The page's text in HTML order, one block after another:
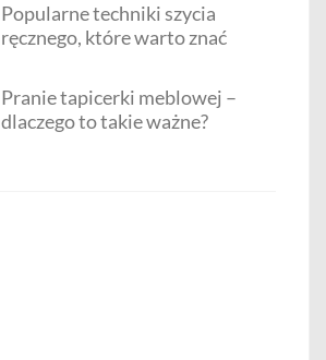
Popularne techniki szycia
ręcznego, które warto znać
Pranie tapicerki meblowej –
dlaczego to takie ważne?